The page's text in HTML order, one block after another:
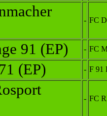
- FC
91 (EP) - FC
(EP) - F 91
- FC